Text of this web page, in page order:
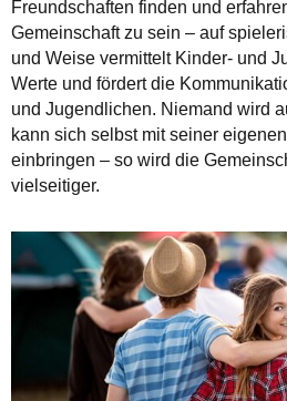
Freundschaften finden und
Gemeinschaft zu sein – auf
und Weise vermittelt Kinder- und
Werte und fördert die
und Jugendlichen. Niemand wird
kann sich selbst mit seiner
einbringen – so wird die
vielseitiger.